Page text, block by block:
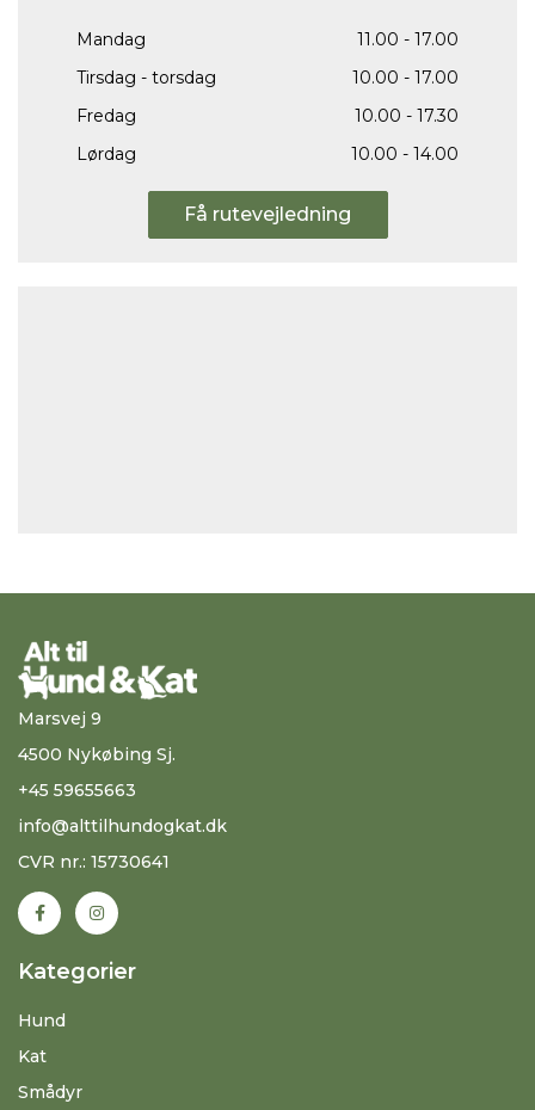
Mandag
11.00 - 17.00
Tirsdag - torsdag
10.00 - 17.00
Fredag
10.00 - 17.30
Lørdag
10.00 - 14.00
Få rutevejledning
Marsvej 9
4500 Nykøbing Sj.
+45 59655663
info@alttilhundogkat.dk
CVR nr.: 15730641
Kategorier
Hund
Kat
Smådyr